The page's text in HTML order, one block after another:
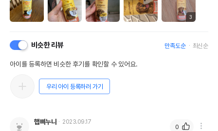
3
비슷한 리뷰 만족도순 최신순
아이를 등록하면 비슷한 후기를 확인할 수 있어요.
우리 아이 등록하러 가기
햅삐누나 2023.09.17
0